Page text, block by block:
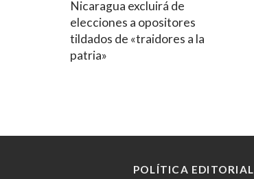
Nicaragua excluirá de
elecciones a opositores
tildados de «traidores a la
patria»
POLÍTICA EDITORIAL